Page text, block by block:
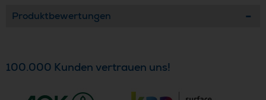
Produktbewertungen
100.000 Kunden vertrauen uns!